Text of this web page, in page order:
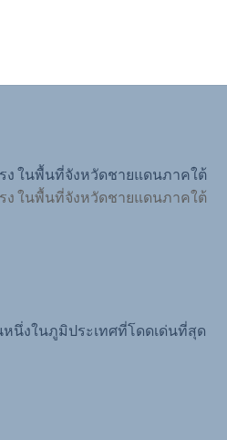
ง ในพื้นที่จังหวัดชายแดนภาคใต้
ง ในพื้นที่จังหวัดชายแดนภาคใต้
หนึ่งในภูมิประเทศที่โดดเด่นที่สุด